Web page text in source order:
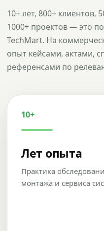
10+ лет, 800+ клиентов,
1000+ проектов — это
TechMart. На
опыт кейсами, актами,
референсами по
10+
Лет опыта
Практика
монтажа и сервиса